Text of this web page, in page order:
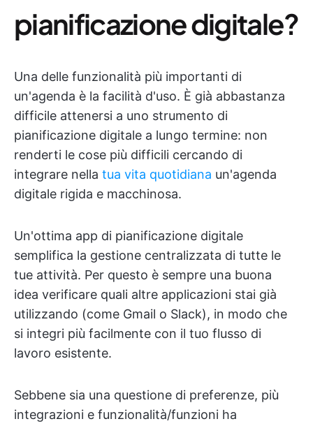
pianificazione digitale?
Una delle funzionalità più importanti di
un'agenda è la facilità d'uso. È già abbastanza
difficile attenersi a uno strumento di
pianificazione digitale a lungo termine: non
renderti le cose più difficili cercando di
integrare nella tua vita quotidiana un'agenda
digitale rigida e macchinosa.
Un'ottima app di pianificazione digitale
semplifica la gestione centralizzata di tutte le
tue attività. Per questo è sempre una buona
idea verificare quali altre applicazioni stai già
utilizzando (come Gmail o Slack), in modo che
si integri più facilmente con il tuo flusso di
lavoro esistente.
Sebbene sia una questione di preferenze, più
integrazioni e funzionalità/funzioni ha